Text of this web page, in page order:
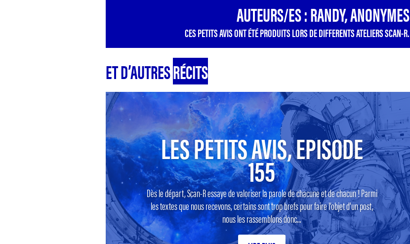
AUTEURS/ES : RANDY, ANONYMES
CES PETITS AVIS ONT ÉTÉ PRODUITS LORS DE DIFFERENTS ATELIERS SCAN-R.
ET D’AUTRESRÉCITS
LES PETITS AVIS, EPISODE
155
Dès le départ, Scan-R essaye de valoriser la parole de chacune et de chacun ! Parmi
les textes que nous recevons, certains sont trop brefs pour faire l’objet d’un post,
nous les rassemblons donc...